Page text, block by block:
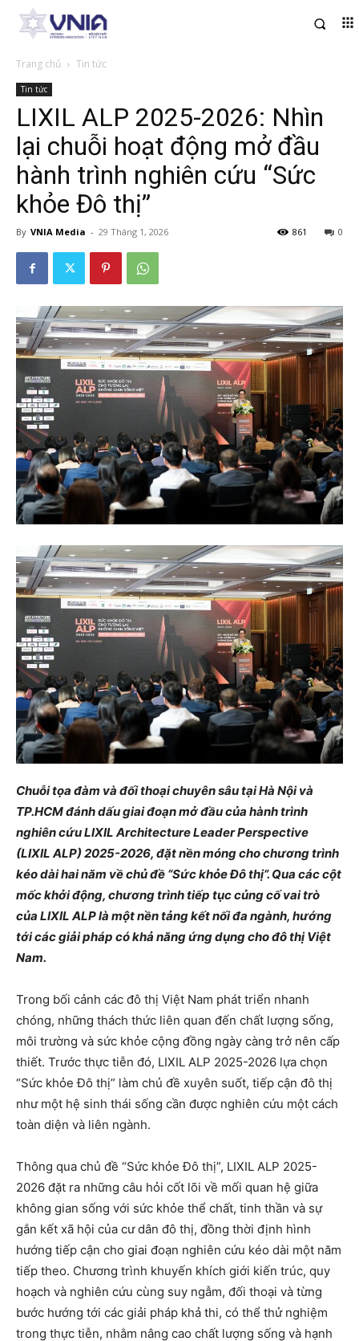
Trang chủ Tin tức
Tin tức
LIXIL ALP 2025-2026: Nhìn
lại chuỗi hoạt động mở đầu
hành trình nghiên cứu “Sức
khỏe Đô thị”
By VNIA Media - 29 Tháng 1, 2026 0
861
Chuỗi tọa đàm và đối thoại chuyên sâu tại Hà Nội và
TP.HCM đánh dấu giai đoạn mở đầu của hành trình
nghiên cứu LIXIL Architecture Leader Perspective
(LIXIL ALP) 2025-2026, đặt nền móng cho chương trình
kéo dài hai năm về chủ đề “Sức khỏe Đô thị”. Qua các cột
mốc khởi động, chương trình tiếp tục củng cố vai trò
của LIXIL ALP là một nền tảng kết nối đa ngành, hướng
tới các giải pháp có khả năng ứng dụng cho đô thị Việt
Nam.
Trong bối cảnh các đô thị Việt Nam phát triển nhanh
chóng, những thách thức liên quan đến chất lượng sống,
môi trường và sức khỏe cộng đồng ngày càng trở nên cấp
thiết. Trước thực tiễn đó, LIXIL ALP 2025-2026 lựa chọn
“Sức khỏe Đô thị” làm chủ đề xuyên suốt, tiếp cận đô thị
như một hệ sinh thái sống cần được nghiên cứu một cách
toàn diện và liên ngành.
Thông qua chủ đề “Sức khỏe Đô thị”, LIXIL ALP 2025-
2026 đặt ra những câu hỏi cốt lõi về mối quan hệ giữa
không gian sống với sức khỏe thể chất, tinh thần và sự
gắn kết xã hội của cư dân đô thị, đồng thời định hình
hướng tiếp cận cho giai đoạn nghiên cứu kéo dài một năm
tiếp theo. Chương trình khuyến khích giới kiến trúc, quy
hoạch và nghiên cứu cùng suy ngẫm, đối thoại và từng
bước hướng tới các giải pháp khả thi, có thể thử nghiệm
trong thực tiễn, nhằm nâng cao chất lượng sống và hạnh